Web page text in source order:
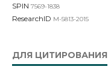
SPIN 7569-1838
ResearchID M-5813-2015
ДЛЯ ЦИТИРОВАНИЯ